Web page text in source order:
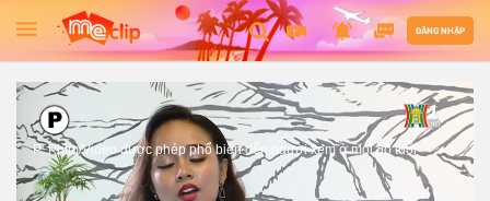
ĐĂNG NHẬP
P: Phim/Video được phép phổ biến đến người xem ở mọi độ tuổi